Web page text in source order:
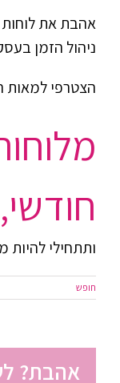
אהבת את לוחות
ניהול הזמן
הצטרפי למאות
ותתחילי להיות
חופש
אהבת?